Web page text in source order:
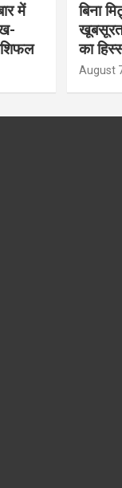
में
बिना
खूबसूरत
का
August